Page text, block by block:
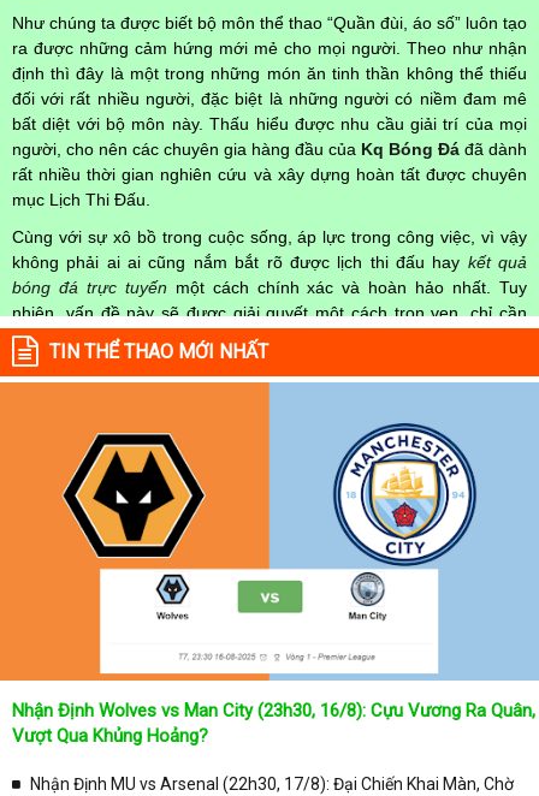
Như chúng ta được biết bộ môn thể thao “Quần đùi, áo số” luôn tạo
ra được những cảm hứng mới mẻ cho mọi người. Theo như nhận
định thì đây là một trong những món ăn tinh thần không thể thiếu
đối với rất nhiều người, đặc biệt là những người có niềm đam mê
bất diệt với bộ môn này. Thấu hiểu được nhu cầu giải trí của mọi
người, cho nên các chuyên gia hàng đầu của Kq Bóng Đá đã dành
rất nhiều thời gian nghiên cứu và xây dựng hoàn tất được chuyên
mục Lịch Thi Đấu.
Cùng với sự xô bồ trong cuộc sống, áp lực trong công việc, vì vậy
không phải ai ai cũng nắm bắt rõ được lịch thi đấu hay kết quả
bóng đá trực tuyến một cách chính xác và hoàn hảo nhất. Tuy
nhiên, vấn đề này sẽ được giải quyết một cách trọn vẹn, chỉ cần
truy cập vào chuyên mục
Lịch Thi Đấu
mọi người hoàn toàn nắm rõ được chính xác về thời gian các trận
đấu bóng đá Việt Nam hay trên Thế giới diễn ra trong thời gian sắp
cả 2 đội tuyển bóng đá đang đạt được.
Không chỉ dừng lại ở đó, những người hâm mộ bóng đá có thể cập
nhật được chính xác về lịch phát sóng bóng đá được tường thuật
trực tiếp ở trên những kênh truyền hình thể thao lớn nhất hiện nay
như: VTV3, K+, SCTV, Thể thao TV,... Nếu như bạn không muốn
bỏ lỡ bất kỳ một trận đấu bóng đá nào trong từng mùa giải, hãy
thường xuyên vào chuyên mụcLịch Thi Đấutại chuyên trang
để cập nhật thông tin chính xác nhất nhé!
Lịch thi đấu được cập nhật chính xác trong toàn bộ các giải
Tại Lịch Thi Đấu của chuyên trang kqbongda.net
sẽ cập nhanh
chóng và chính xác nhất thời gian từng trận đấu bóng đá diễn ra ở
trong từng giải đấu như:
TIN THỂ THAO MỚI NHẤT
Nhận Định Wolves vs Man City (23h30, 16/8): Cựu Vương Ra Quân,
Vượt Qua Khủng Hoảng?
Nhận Định MU vs Arsenal (22h30, 17/8): Đại Chiến Khai Màn, Chờ